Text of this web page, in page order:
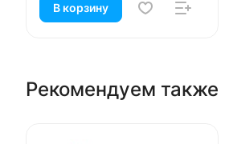
В корзину
Рекомендуем также